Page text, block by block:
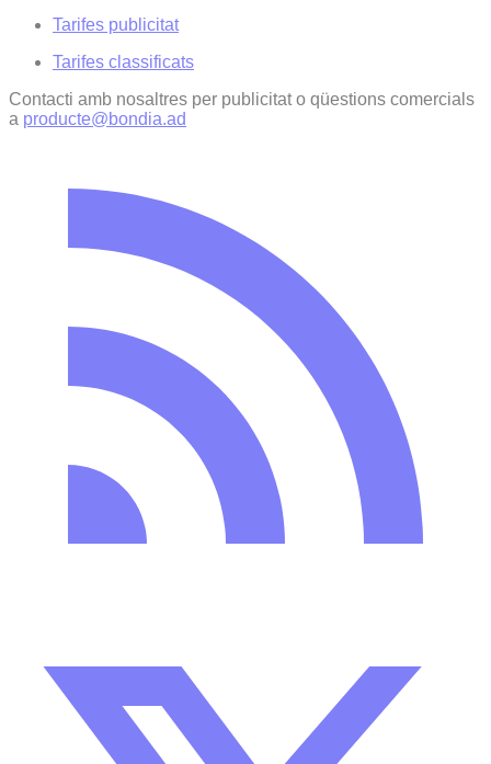
Tarifes publicitat
Tarifes classificats
Contacti amb nosaltres per publicitat o qüestions comercials
a producte@bondia.ad